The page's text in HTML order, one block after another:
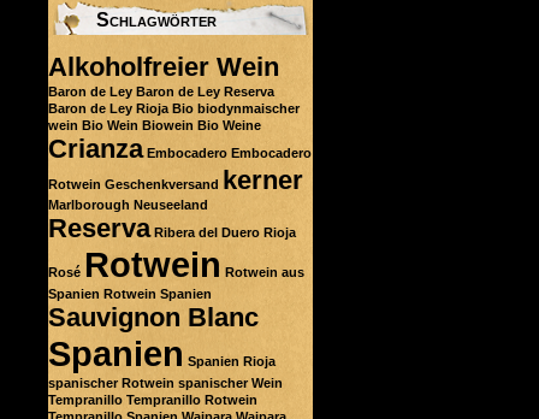
Schlagwörter
Alkoholfreier Wein
Baron de Ley Baron de Ley Reserva
Baron de Ley Rioja Bio biodynmaischer
wein Bio Wein Biowein Bio Weine
Crianza Embocadero Embocadero
Rotwein Geschenkversand kerner
Marlborough Neuseeland
Reserva Ribera del Duero Rioja
Rosé Rotwein Rotwein aus
Spanien Rotwein Spanien
Sauvignon Blanc
Spanien Spanien Rioja
spanischer Rotwein spanischer Wein
Tempranillo Tempranillo Rotwein
Tempranillo Spanien Waipara Waipara